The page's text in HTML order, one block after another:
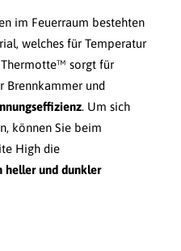
im Feuerraum bestehten
welches für Temperatur
Thermotte™ sorgt für
Brennkammer und
. Um sich
können Sie beim
High die
heller und dunkler